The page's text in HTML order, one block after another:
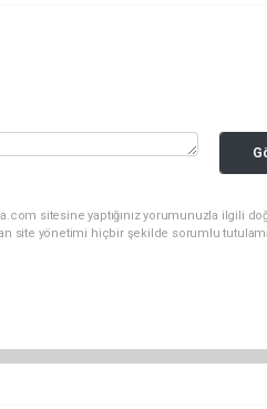
sitesine yaptığınız yorumunuzla ilgili
site yönetimi hiçbir şekilde sorumlu